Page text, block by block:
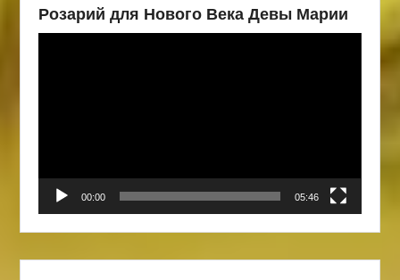
Розарий для Нового Века Девы Марии
00:00 05:46